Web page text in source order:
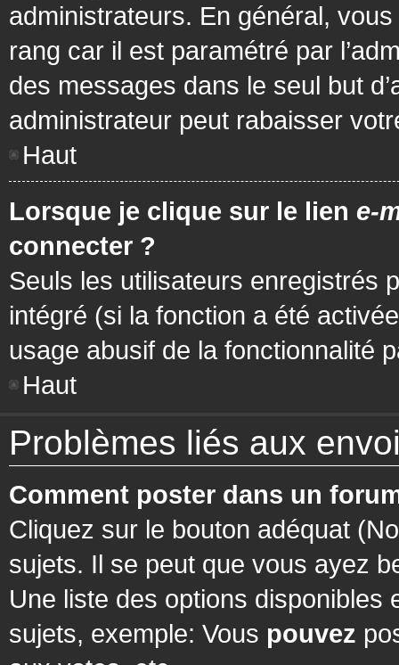
administrateurs. En général,
rang car il est paramétré par
des messages dans le seul but
administrateur peut rabaisser
Haut
Lorsque je clique sur le lien e-
connecter ?
Seuls les utilisateurs enregistrés
intégré (si la fonction a été
usage abusif de la fonctionnalité
Haut
Problèmes liés aux
Comment poster dans un
Cliquez sur le bouton adéquat
sujets. Il se peut que vous ayez
Une liste des options
sujets, exemple: Vous pouvez